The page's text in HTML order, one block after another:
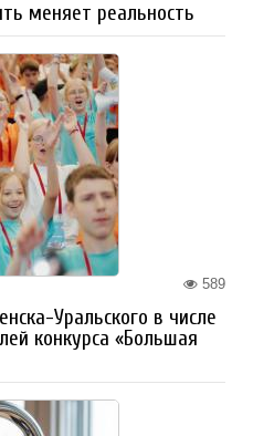
меняет реальность
589
Уральского в числе
конкурса «Большая